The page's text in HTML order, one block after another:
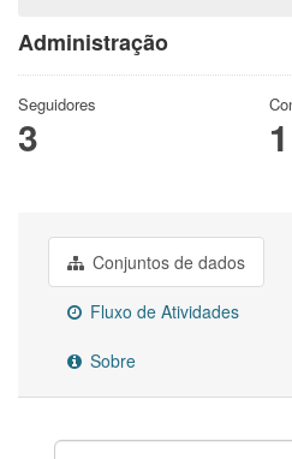
Administração
Seguidores
3 1
Conjuntos de dados
Fluxo de Atividades
Sobre